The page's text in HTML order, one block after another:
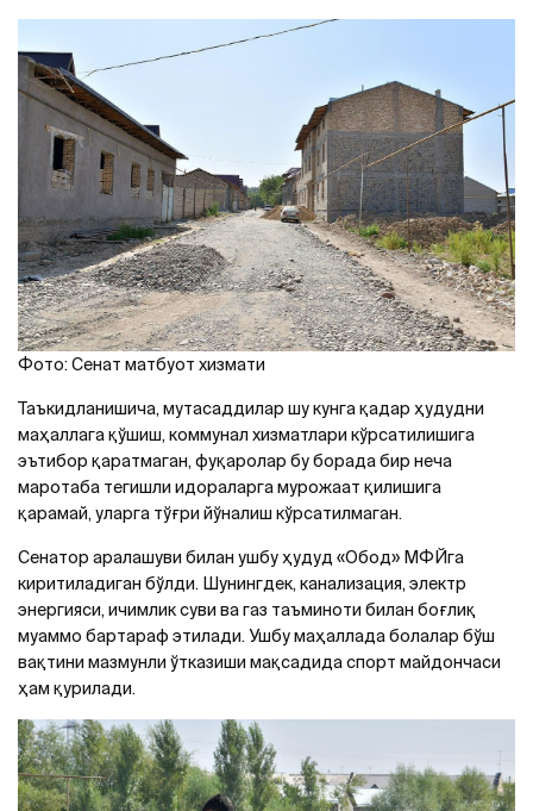
Фото: Сенат матбуот хизмати
Таъкидланишича, мутасаддилар шу кунга қадар ҳудудни
маҳаллага қўшиш, коммунал хизматлари кўрсатилишига
эътибор қаратмаган, фуқаролар бу борада бир неча
маротаба тегишли идораларга мурожаат қилишига
қарамай, уларга тўғри йўналиш кўрсатилмаган.
Сенатор аралашуви билан ушбу ҳудуд «Обод» МФЙга
киритиладиган бўлди. Шунингдек, канализация, электр
энергияси, ичимлик суви ва газ таъминоти билан боғлиқ
муаммо бартараф этилади. Ушбу маҳаллада болалар бўш
вақтини мазмунли ўтказиши мақсадида спорт майдончаси
ҳам қурилади.